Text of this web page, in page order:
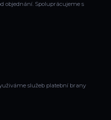
objednání. Spoluprácujeme s
služeb platební brany